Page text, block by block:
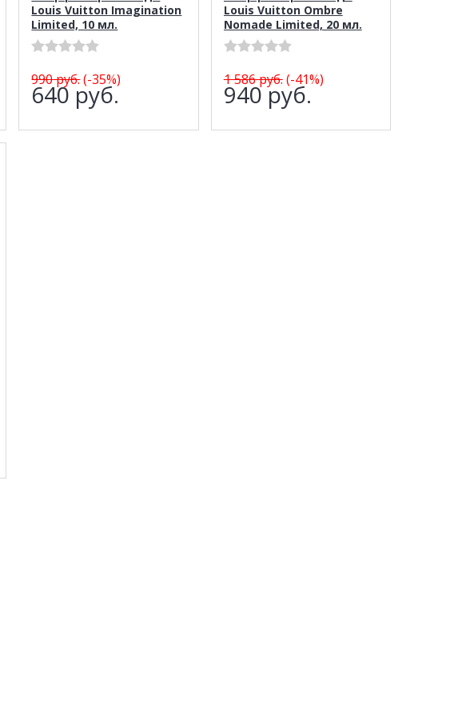
Louis Vuitton Imagination
Limited, 10 мл.
990руб.(-35%)
640 руб.
Louis Vuitton Ombre
Nomade Limited, 20 мл.
1 586руб.(-41%)
940руб.